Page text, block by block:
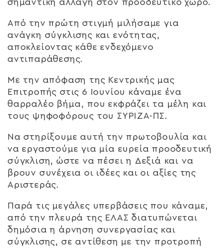
Από την πρώτη στιγμή μιλήσαμε για
ανάγκη σύγκλισης και ενότητας,
αποκλείοντας κάθε ενδεχόμενο
αντιπαράθεσης.
Με την απόφαση της Κεντρικής μας
Επιτροπής στις 6 Ιουνίου κάναμε ένα
θαρραλέο βήμα, που εκφράζει τα μέλη και
τους ψηφοφόρους του ΣΥΡΙΖΑ-ΠΣ.
Να στηρίξουμε αυτή την πρωτοβουλία και
να εργαστούμε για μία ευρεία προοδευτική
σύγκλιση, ώστε να πέσει η Δεξιά και να
βρουν συνέχεια οι ιδέες και οι αξίες της
Αριστεράς.
Παρά τις μεγάλες υπερβάσεις που κάναμε,
από την πλευρά της ΕΛΑΣ διατυπώνεται
δημόσια η άρνηση συνεργασίας και
σύγκλισης, σε αντίθεση με την προτροπή